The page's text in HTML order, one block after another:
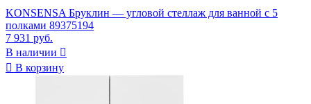
KONSENSA Бруклин — угловой стеллаж для ванной с 5
полками 89375194
7 931 руб.
В наличии 
 В корзину